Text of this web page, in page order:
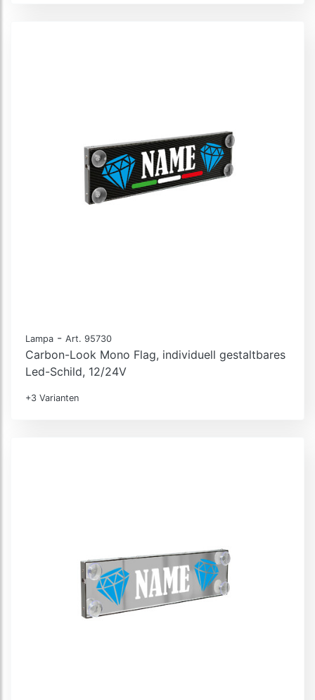
Lampa - Art. 95730
Carbon-Look Mono Flag, individuell gestaltbares
Led-Schild, 12/24V
+3 Varianten